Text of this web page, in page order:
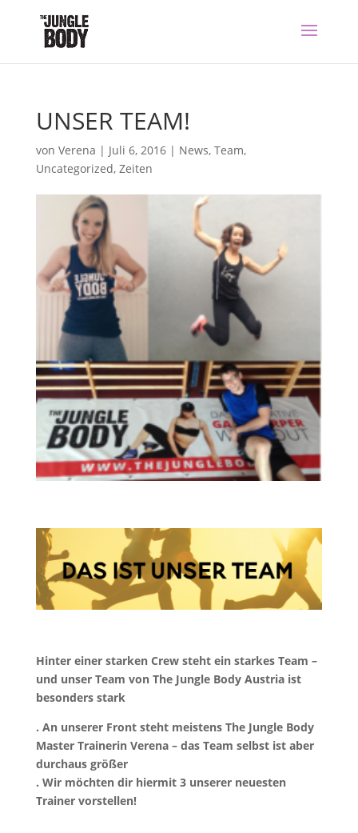
UNSER TEAM!
von Verena | Juli 6, 2016| News, Team,
Uncategorized, Zeiten
Hinter einer starken Crew steht ein starkes Team –
und unser Team von The Jungle Body Austria ist
besonders stark
. An unserer Front steht meistens The Jungle Body
Master Trainerin Verena – das Team selbst ist aber
durchaus größer
. Wir möchten dir hiermit 3 unserer neuesten
Trainer vorstellen!